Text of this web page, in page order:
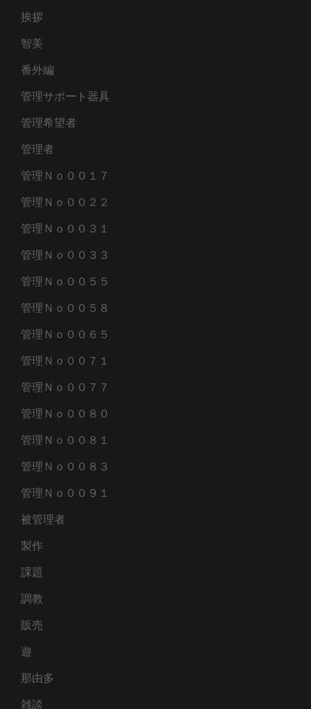
挨拶
智美
番外編
管理サポート器具
管理希望者
管理者
管理Ｎｏ００１７
管理Ｎｏ００２２
管理Ｎｏ００３１
管理Ｎｏ００３３
管理Ｎｏ００５５
管理Ｎｏ００５８
管理Ｎｏ００６５
管理Ｎｏ００７１
管理Ｎｏ００７７
管理Ｎｏ００８０
管理Ｎｏ００８１
管理Ｎｏ００８３
管理Ｎｏ００９１
被管理者
製作
課題
調教
販売
遊
那由多
雑談